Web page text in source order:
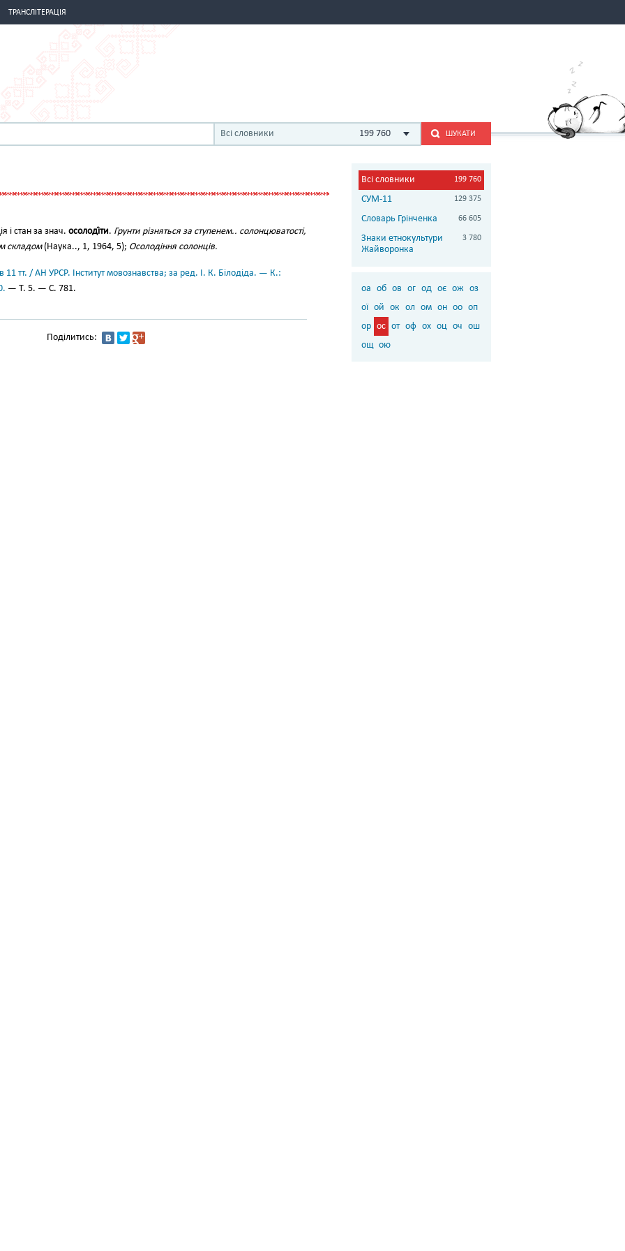
ТРАНСЛІТЕРАЦІЯ
Всі словники 199 760 ШУКАТИ
і стан за знач. осолоді́ти. Грунти різняться за ступенем.. солонцюватості,
складом(Наука.., 1, 1964, 5); Осолодіння солонців.
11 тт. / АН УРСР. Інститут мовознавства; за ред. І. К. Білодіда. — К.:
— Т. 5. — С. 781.
Поділитись:
Всі словники 199 760
СУМ-11 129 375
Словарь Грінченка 66 605
Знаки етнокультури
Жайворонка
3 780
оа об ов ог од оє ож оз
ої ой ок ол ом он оо оп
ор ос от оф ох оц оч ош
ощ ою